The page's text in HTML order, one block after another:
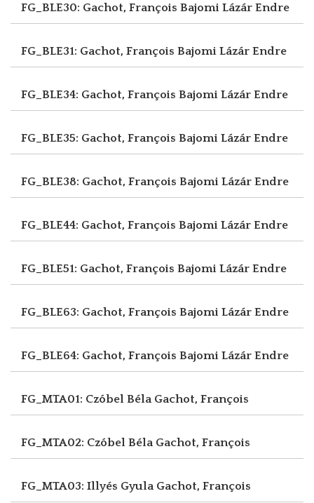
FG_BLE30: Gachot, François Bajomi Lázár Endre
FG_BLE31: Gachot, François Bajomi Lázár Endre
FG_BLE34: Gachot, François Bajomi Lázár Endre
FG_BLE35: Gachot, François Bajomi Lázár Endre
FG_BLE38: Gachot, François Bajomi Lázár Endre
FG_BLE44: Gachot, François Bajomi Lázár Endre
FG_BLE51: Gachot, François Bajomi Lázár Endre
FG_BLE63: Gachot, François Bajomi Lázár Endre
FG_BLE64: Gachot, François Bajomi Lázár Endre
FG_MTA01: Czóbel Béla Gachot, François
FG_MTA02: Czóbel Béla Gachot, François
FG_MTA03: Illyés Gyula Gachot, François